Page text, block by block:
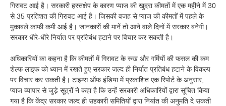
गिरावट आई है। सरकारी हस्तक्षेप के कारण प्याज की खुदरा कीमतों में एक महीने में 30
से 35 प्रतिशत की गिरावट आई है। जिसकी वजह से प्याज की कीमतों में पहले के
मुकाबले काफी कमी आई है। जानकारों की मानें तो आने वाले दिनों में सरकार बनेगी।
सरकार धीरे-धीरे निर्यात पर प्रतिबंध हटाने पर विचार कर सकती है।
अधिकारियों का कहना है कि कीमतों में गिरावट के रुख और गर्मियों की फसल की कम
शेल्फ लाइफ को ध्यान में रखते हुए सरकार जल्द ही निर्यात प्रतिबंध हटाने के विकल्प
पर विचार कर सकती है। टाइम्स ऑफ इंडिया में प्रकाशित एक रिपोर्ट के अनुसार,
प्याज व्यापार से जुड़े सूत्रों ने कहा है कि उन्हें सरकारी अधिकारियों द्वारा सूचित किया
गया है कि केंद्र सरकार जल्द ही सहकारी समितियों द्वारा निर्यात की अनुमति दे सकती